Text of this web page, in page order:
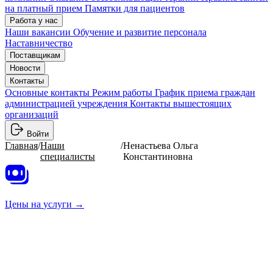
на платный прием Памятки для пациентов
Работа у нас
Наши вакансии Обучение и развитие персонала
Наставничество
Поставщикам
Новости
Контакты
Основные контакты Режим работы График приема граждан
администрацией учреждения Контакты вышестоящих
организаций
Войти
Главная/Наши
специалисты
/Ненастьева Ольга
Константиновна
Цены на услуги →